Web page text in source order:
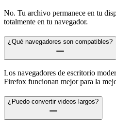
No. Tu archivo permanece en tu
totalmente en tu navegador.
¿Qué navegadores son compatibles?
Los navegadores de escritorio
Firefox funcionan mejor para la
¿Puedo convertir videos largos?